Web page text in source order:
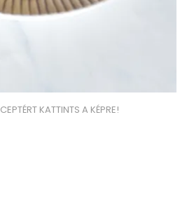
KATTINTS A KÉPRE!